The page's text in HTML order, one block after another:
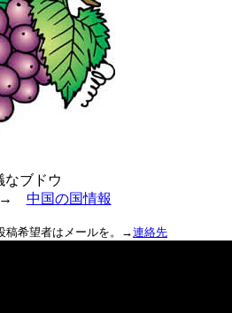
なブドウ
中国の国情報
希望者はメールを。→連絡先